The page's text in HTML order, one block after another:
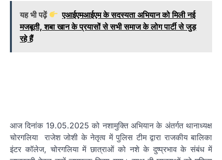
यह भी पढ़ें
एआईएमआईएम के सदस्यता अभियान को मिली नई
मजबूती, शबा खान के प्रयासों से सभी समाज के लोग पार्टी से जुड़
रहे हैं
आज दिनांक 19.05.2025 को नशामुक्ति अभियान के अंतर्गत थानाध्यक्ष
चोरगलिया राजेश जोशी के नेतृत्व में पुलिस टीम द्वारा राजकीय बालिका
इंटर कॉलेज, चोरगलिया में छात्राओं को नशे के दुष्प्रभाव के संबंध में